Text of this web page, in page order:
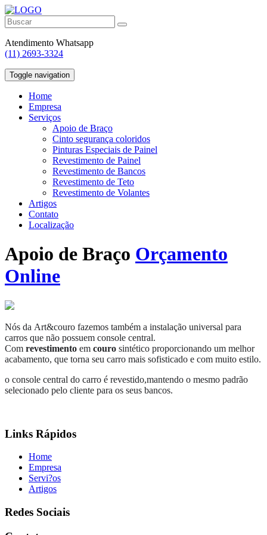
Atendimento Whatsapp
(11) 2693-3324
Toggle navigation
Home
Empresa
Serviços
Apoio de Braço
Cinto segurança coloridos
Pinturas Especiais de Painel
Revestimento de Painel
Revestimento de Bancos
Revestimento de Teto
Revestimento de Volantes
Artigos
Contato
Localização
Apoio de Braço Orçamento
Online
Nós da Art&couro fazemos também a instalação universal para
carros que não possuem console central.
Com revestimento em couro sintético proporcionando um melhor
acabamento, que torna seu carro mais sofisticado e com muito estilo.
o console central do carro é revestido,mantendo o mesmo padrão
selecionado pelo cliente para os seus bancos.
Links Rápidos
Home
Empresa
Servi?os
Artigos
Redes Sociais